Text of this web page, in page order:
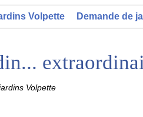
Volpette Demande de
Volpette